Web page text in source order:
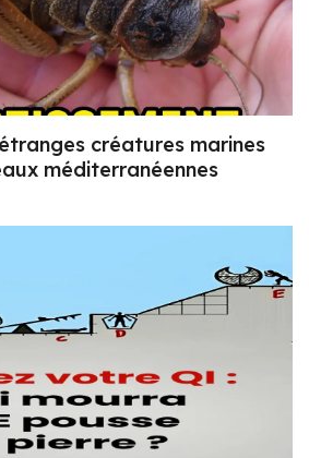
créatures marines
méditerranéennes